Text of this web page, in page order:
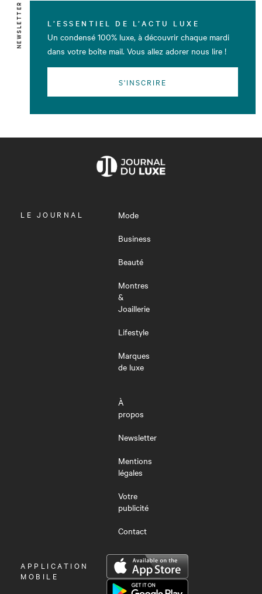
NEWSLETTER L’ESSENTIEL DE L’ACTU LUXE
Un condensé 100% luxe, à découvrir chaque mardi
dans votre boîte mail. Vous allez adorer nous lire !
S'INSCRIRE
OUVRIR
LE JOURNAL
Mode
Business
Beauté
Montres
&
Joaillerie
Lifestyle
Marques
de luxe
À
propos
Newsletter
Mentions
légales
Votre
publicité
Contact
OUVRIR
LE
APPLICATION
MOBILE